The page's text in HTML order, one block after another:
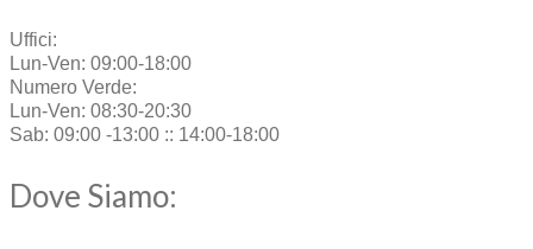
Uffici:
Lun-Ven: 09:00-18:00
Numero Verde:
Lun-Ven: 08:30-20:30
Sab: 09:00 -13:00 :: 14:00-18:00
Dove Siamo: